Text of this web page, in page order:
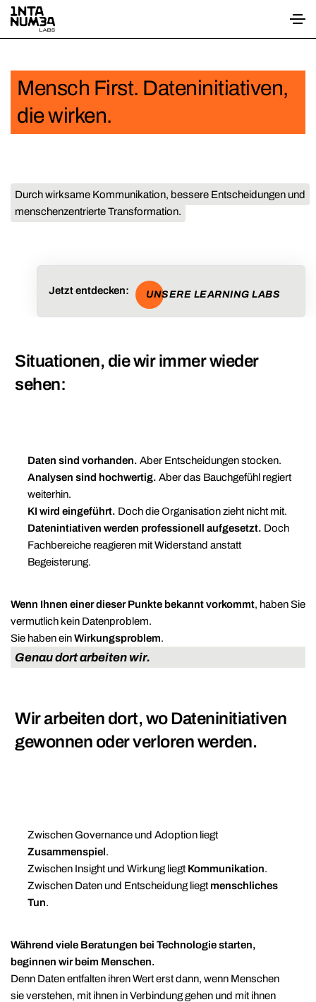
Mensch First. Dateninitiativen,
die wirken.
Durch wirksame Kommunikation, bessere Entscheidungen und
menschenzentrierte Transformation.
Jetzt entdecken: UNSERE LEARNING LABS
Situationen, die wir immer wieder
sehen:
Daten sind vorhanden. Aber Entscheidungen stocken.
Analysen sind hochwertig. Aber das Bauchgefühl regiert
weiterhin.
KI wird eingeführt. Doch die Organisation zieht nicht mit.
Datenintiativen werden professionell aufgesetzt. Doch
Fachbereiche reagieren mit Widerstand anstatt
Begeisterung.
Wenn Ihnen einer dieser Punkte bekannt vorkommt, haben Sie
vermutlich kein Datenproblem.
Sie haben einWirkungsproblem.
Genau dort arbeiten wir.
Wir arbeiten dort, wo Dateninitiativen
gewonnen oder verloren werden.
Zwischen Governance und Adoption liegt
Zusammenspiel.
Zwischen Insight und Wirkung liegt Kommunikation.
Zwischen Daten und Entscheidung liegt menschliches
Tun.
Während viele Beratungen bei Technologie starten,
beginnen wir beim Menschen.
Denn Daten entfalten ihren Wert erst dann, wenn Menschen
sie verstehen, mit ihnen in Verbindung gehen und mit ihnen